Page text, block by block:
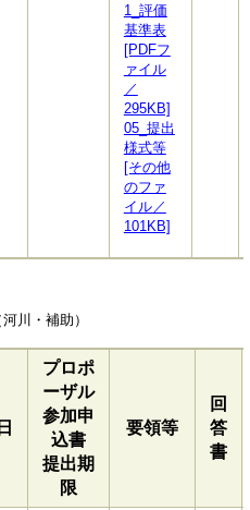
1_評価
基準表
[PDFフ
ァイル
／
295KB]
05_提出
様式等
[その他
のファ
イル／
101KB]
川・補助）
プロポ
ーザル
参加申
込書
提出期
限
要領等
回
答
書